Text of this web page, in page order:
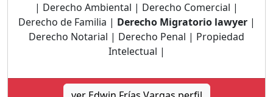
| Derecho Ambiental | Derecho Comercial |
Derecho de Familia | Derecho Migratorio lawyer|
Derecho Notarial | Derecho Penal | Propiedad
Intelectual |